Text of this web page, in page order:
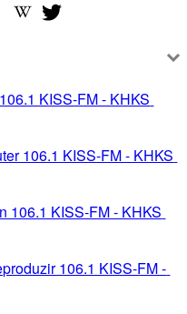
KISS-FM - KHKS
106.1 KISS-FM - KHKS
106.1 KISS-FM - KHKS
106.1 KISS-FM -